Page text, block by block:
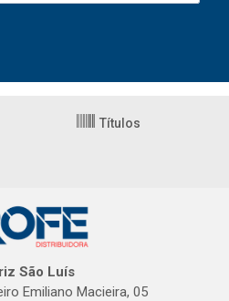
Títulos
São Luís
Emiliano Macieira, 05